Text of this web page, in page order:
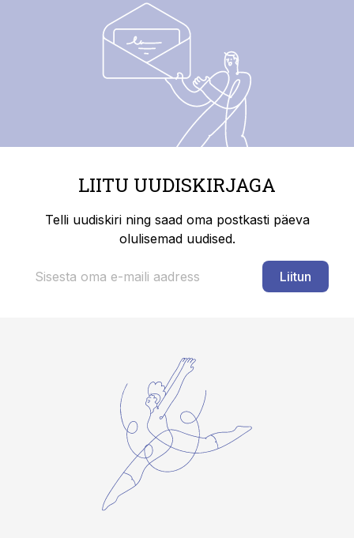
LIITU UUDISKIRJAGA
Telli uudiskiri ning saad oma postkasti päeva
olulisemad uudised.
Liitun